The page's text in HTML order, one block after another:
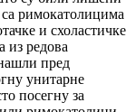
са римокатолицима
и схоластичке
из редова
пред
унитарне
посегну за